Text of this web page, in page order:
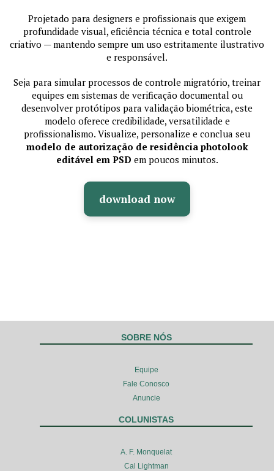
Projetado para designers e profissionais que exigem
profundidade visual, eficiência técnica e total controle
criativo — mantendo sempre um uso estritamente ilustrativo
e responsável.
Seja para simular processos de controle migratório, treinar
equipes em sistemas de verificação documental ou
desenvolver protótipos para validação biométrica, este
modelo oferece credibilidade, versatilidade e
profissionalismo. Visualize, personalize e conclua seu
modelo de autorização de residência photolook
editável em PSD em poucos minutos.
download now
SOBRE NÓS
Equipe
Fale Conosco
Anuncie
COLUNISTAS
A. F. Monquelat
Cal Lightman